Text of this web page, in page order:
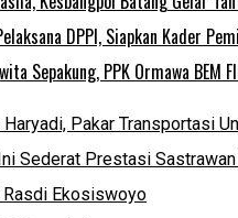
DPPI, Siapkan Kader
Sepakung, PPK Ormawa
Pakar Transportasi
Sederat Prestasi
Ekosiswoyo